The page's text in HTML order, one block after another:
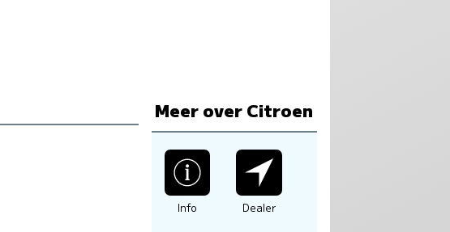
Meer over Citroen
Info Dealer